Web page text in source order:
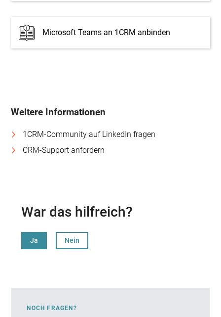
Microsoft Teams an 1CRM anbinden
Weitere Informationen
1CRM-Community auf LinkedIn fragen
CRM-Support anfordern
War das hilfreich?
Ja Nein
NOCH FRAGEN?